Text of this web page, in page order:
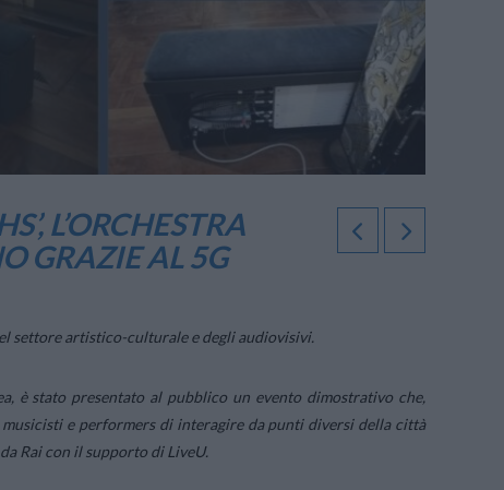
L’ORCHESTRA
GRAZIE AL 5G
settore artistico-culturale e degli audiovisivi.
è stato presentato al pubblico un evento dimostrativo che,
e performers di interagire da punti diversi della città
Rai con il supporto di LiveU.